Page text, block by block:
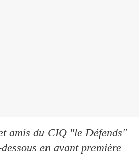
amis du CIQ "le Défends"
en avant première